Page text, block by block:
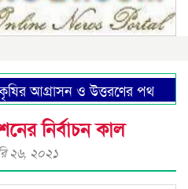
আগ্রাসন ও উত্তরণের পথ
নির্বাচন কাল
২৬, ২০২১